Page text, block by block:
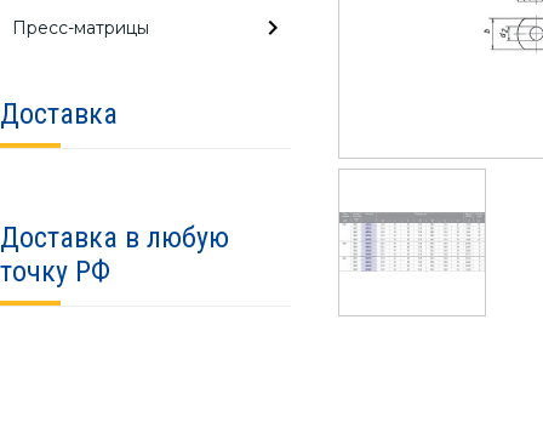
Пресс-матрицы
Доставка
Доставка в любую
точку РФ